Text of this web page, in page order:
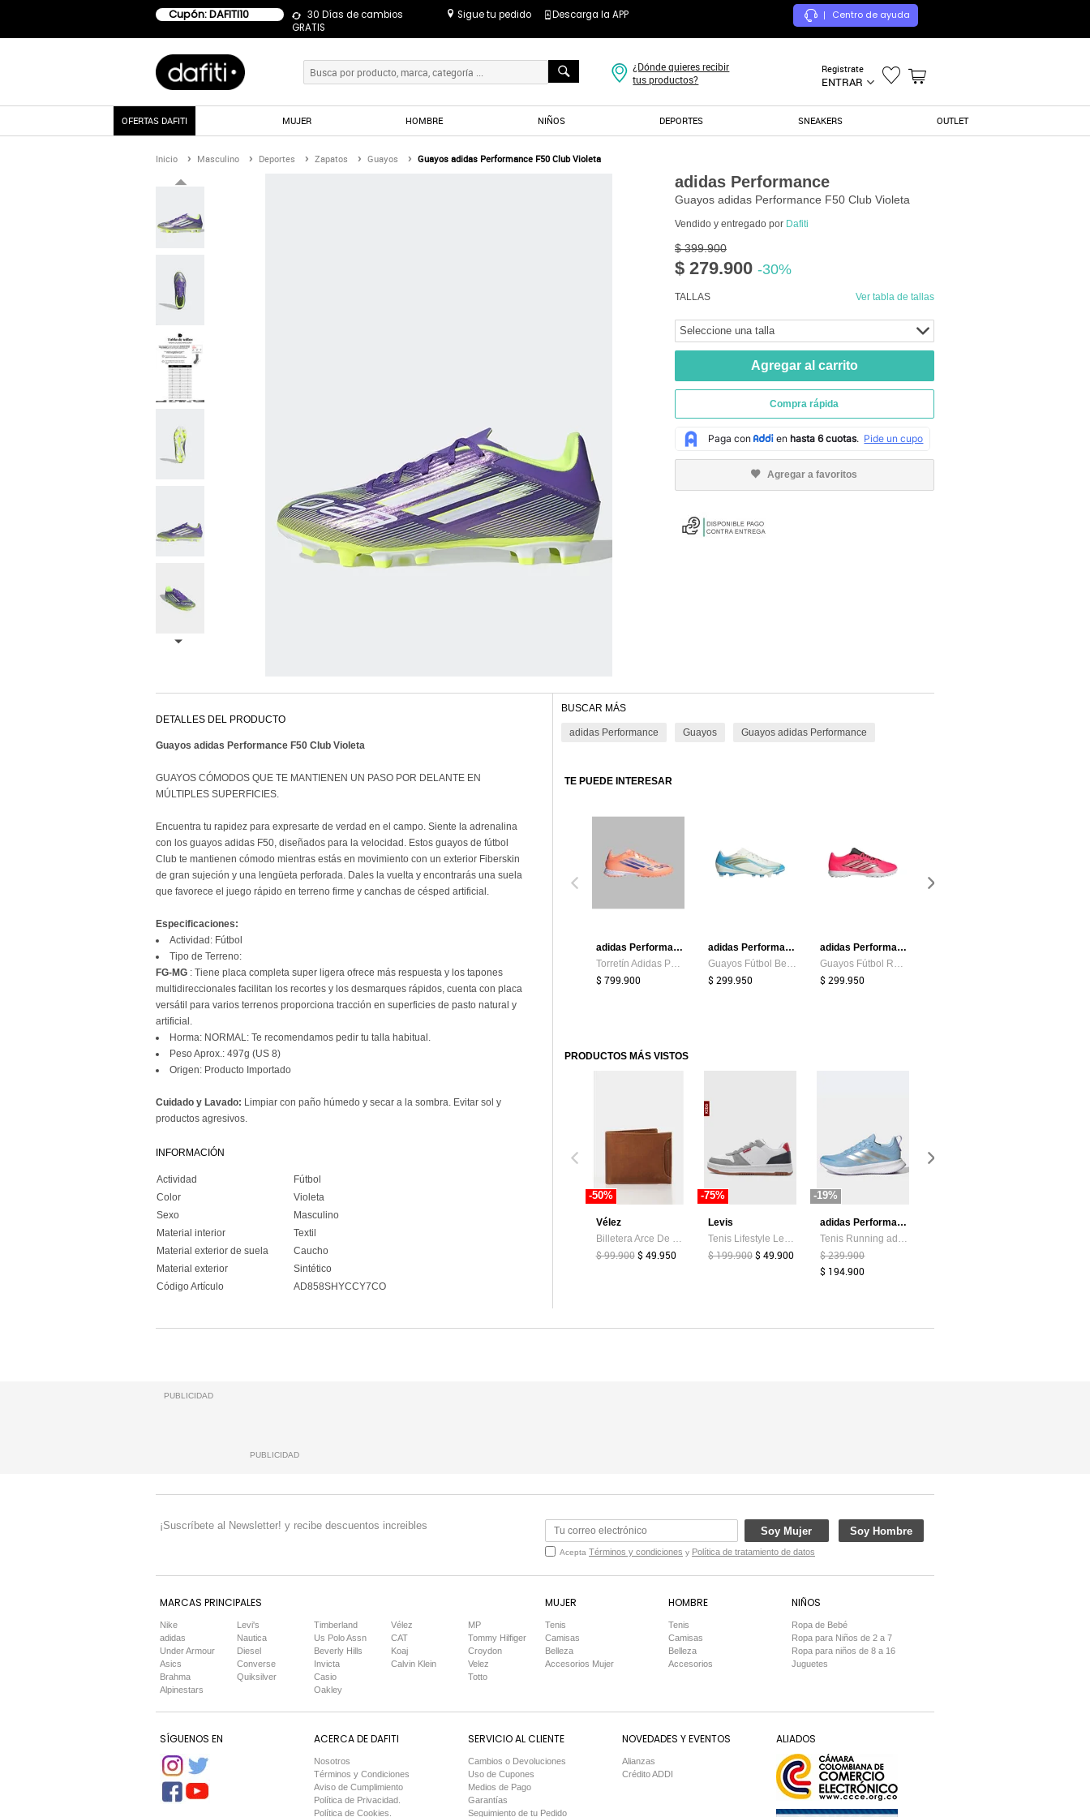
Cupón: DAFITI10
30 Días de cambios
GRATIS
Sigue tu pedido Descarga la APP | Centro de ayuda
Registrate
ENTRAR
¿Dónde quieres recibir
tus productos?
OFERTAS DAFITI MUJER HOMBRE NIÑOS DEPORTES SNEAKERS OUTLET
Inicio Masculino Deportes Zapatos Guayos Guayos adidas Performance F50 Club Violeta
adidas Performance
Guayos adidas Performance F50 Club Violeta
Vendido y entregado por Dafiti
$ 399.900
$ 279.900 -30%
TALLAS Ver tabla de tallas
Seleccione una talla
Agregar al carrito
Compra rápida
Agregar a favoritos
DETALLES DEL PRODUCTO
Guayos adidas Performance F50 Club Violeta
GUAYOS CÓMODOS QUE TE MANTIENEN UN PASO POR DELANTE EN
MÚLTIPLES SUPERFICIES.
Encuentra tu rapidez para expresarte de verdad en el campo. Siente la adrenalina
con los guayos adidas F50, diseñados para la velocidad. Estos guayos de fútbol
Club te mantienen cómodo mientras estás en movimiento con un exterior Fiberskin
de gran sujeción y una lengüeta perforada. Dales la vuelta y encontrarás una suela
que favorece el juego rápido en terreno firme y canchas de césped artificial.
Especificaciones:
Actividad: Fútbol
Tipo de Terreno:
FG-MG : Tiene placa completa super ligera ofrece más respuesta y los tapones
multidireccionales facilitan los recortes y los desmarques rápidos, cuenta con placa
versátil para varios terrenos proporciona tracción en superficies de pasto natural y
artificial.
Horma: NORMAL: Te recomendamos pedir tu talla habitual.
Peso Aprox.: 497g (US 8)
Origen: Producto Importado
Cuidado y Lavado: Limpiar con paño húmedo y secar a la sombra. Evitar sol y
productos agresivos.
INFORMACIÓN
Actividad
Fútbol
Color
Violeta
Sexo
Masculino
Material interior
Textil
Material exterior de suela
Caucho
Material exterior
Sintético
Código Artículo
AD858SHYCCY7CO
BUSCAR MÁS
adidas Performance Guayos Guayos adidas Performance
TE PUEDE INTERESAR
adidas Performance
Torretín Adidas Performance Hombre F50 Pro Pasto Sintético TF - Fútbol | Césped Sintético
$ 799.900
adidas Performance
$ 299.950
adidas Performance
$ 299.950
PRODUCTOS MÁS VISTOS
-50%
Vélez
$ 99.900 $ 49.950
-75%
Levis
$ 199.900$ 49.900
-19%
adidas Performance
$ 239.900
$ 194.900
PUBLICIDAD
PUBLICIDAD
¡Suscríbete al Newsletter! y recibe descuentos increibles Soy Mujer Soy Hombre
Acepta Términos y condiciones y Política de tratamiento de datos
MARCAS PRINCIPALES
Nike
adidas
Under Armour
Asics
Brahma
Alpinestars
Levi's
Nautica
Diesel
Converse
Quiksilver
Timberland
Us Polo Assn
Beverly Hills
Invicta
Casio
Oakley
Vélez
CAT
Koaj
Calvin Klein
MP
Tommy Hilfiger
Croydon
Velez
Totto
MUJER
Tenis
Camisas
Belleza
Accesorios Mujer
HOMBRE
Tenis
Camisas
Belleza
Accesorios
NIÑOS
Ropa de Bebé
Ropa para Niños de 2 a 7
Ropa para niños de 8 a 16
Juguetes
SÍGUENOS EN ACERCA DE DAFITI
Nosotros
Términos y Condiciones
Aviso de Cumplimiento
Política de Privacidad.
Política de Cookies.
SERVICIO AL CLIENTE
Cambios o Devoluciones
Uso de Cupones
Medios de Pago
Garantías
Seguimiento de tu Pedido
NOVEDADES Y EVENTOS
Alianzas
Crédito ADDI
ALIADOS